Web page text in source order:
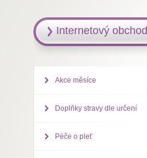
Internetový obchod
Akce měsíce
Doplňky stravy dle určení
Péče o pleť